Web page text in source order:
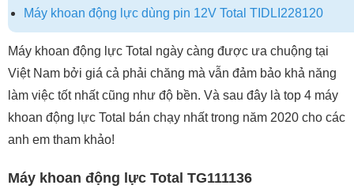
Máy khoan động lực dùng pin 12V Total TIDLI228120
Máy khoan động lực Total ngày càng được ưa chuộng tại
Việt Nam bởi giá cả phải chăng mà vẫn đảm bảo khả năng
làm việc tốt nhất cũng như độ bền. Và sau đây là top 4 máy
khoan động lực Total bán chạy nhất trong năm 2020 cho các
anh em tham khảo!
Máy khoan động lực Total TG111136